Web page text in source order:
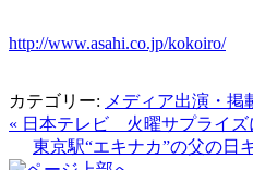
http://www.asahi.co.jp/kokoiro/
カテゴリー: メディア出演・掲
« 日本テレビ 火曜サプライ
東京駅“エキナカ”の父の日